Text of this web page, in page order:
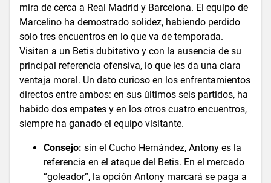
mira de cerca a Real Madrid y Barcelona. El equipo de
Marcelino ha demostrado solidez, habiendo perdido
solo tres encuentros en lo que va de temporada.
Visitan a un Betis dubitativo y con la ausencia de su
principal referencia ofensiva, lo que les da una clara
ventaja moral. Un dato curioso en los enfrentamientos
directos entre ambos: en sus últimos seis partidos, ha
habido dos empates y en los otros cuatro encuentros,
siempre ha ganado el equipo visitante.
Consejo: sin el Cucho Hernández, Antony es la
referencia en el ataque del Betis. En el mercado
“goleador”, la opción Antony marcará se paga a